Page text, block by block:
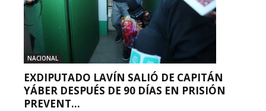
NACIONAL
EXDIPUTADO LAVÍN SALIÓ DE CAPITÁN
YÁBER DESPUÉS DE 90 DÍAS EN PRISIÓN
PREVENT...